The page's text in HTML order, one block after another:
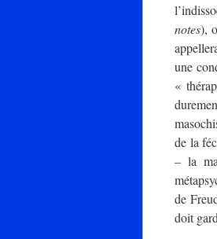
notes),
une
«
de la
– la
de
doit